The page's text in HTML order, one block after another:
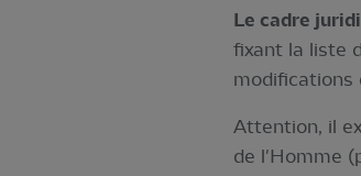
Le cadre
fixant la liste
modifications
Attention, il
de l'Homme